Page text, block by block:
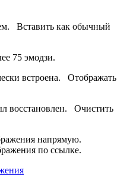
Вставить как обычный
75 эмодзи.
встроена. Отображать
восстановлен. Очистить
напрямую.
по ссылке.